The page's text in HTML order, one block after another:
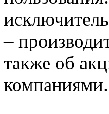
–
также об
компаниями.